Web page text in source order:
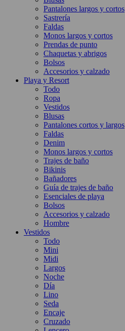
Pantalones largos y cortos
Sastrería
Faldas
Monos largos y cortos
Prendas de punto
Chaquetas y abrigos
Bolsos
Accesorios y calzado
Playa y Resort
Todo
Ropa
Vestidos
Blusas
Pantalones cortos y largos
Faldas
Denim
Monos largos y cortos
Trajes de baño
Bikinis
Bañadores
Guía de trajes de baño
Esenciales de playa
Bolsos
Accesorios y calzado
Hombre
Vestidos
Todo
Mini
Midi
Largos
Noche
Día
Lino
Seda
Encaje
Cruzado